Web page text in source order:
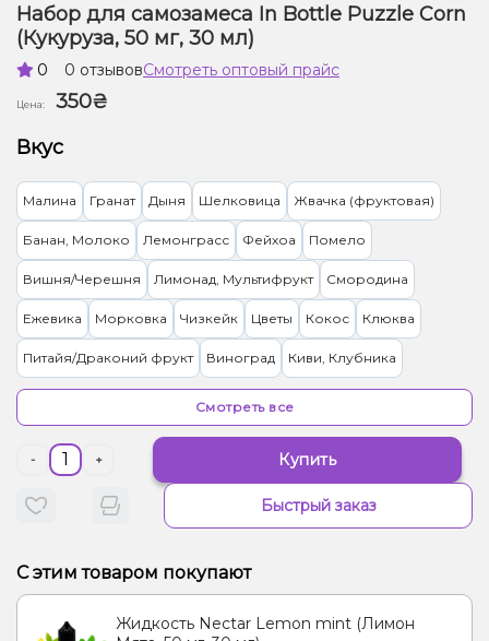
Набор для самозамеса In Bottle Puzzle Corn
(Кукуруза, 50 мг, 30 мл)
0 0 отзывовСмотреть оптовый прайс
Цена:
350₴
Вкус
Малина Гранат Дыня Шелковица Жвачка (фруктовая)
Банан, Молоко Лемонграсс Фейхоа Помело
Вишня/Черешня Лимонад, Мультифрукт Смородина
Ежевика Морковка Чизкейк Цветы Кокос Клюква
Питайя/Драконий фрукт Виноград Киви, Клубника
Ананас, Персик Лимонад, Ягоды
Клубника, Овсянка/Хлопья
Ваниль, Молоко Арбуз Базилик, Лимонад
Лёд/Холодок, Лимонад, Огурец Гуава
Кокос, Лёд/Холодок, Сливки/Крем Клубника, Молоко
Смотреть все
- + Купить
Быстрый заказ
С этим товаром покупают
Жидкость Nectar Lemon mint (Лимон